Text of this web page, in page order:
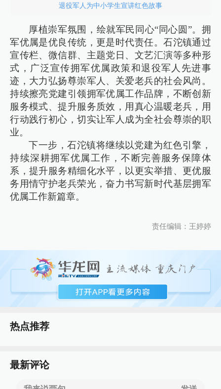
退役军人为中小学生宣讲红色故事
厚植崇军氛围，绘就军民同心“同心圆”。拥
军优属是优良传统，更是时代责任。石沱镇通过
宣传栏、微信群、主题党日、文艺汇演等多种形
式，广泛宣传拥军优属政策和退役军人先进事
迹，大力弘扬尊崇军人、关爱老兵的社会风尚。
持续擦亮党建引领拥军优属工作品牌，不断创新
服务模式、提升服务质效，用真心温暖老兵，用
行动践行初心，切实让军人成为全社会尊崇的职
业。
下一步，石沱镇将继续以党建为红色引擎，
持续深耕拥军优属工作，不断完善服务保障体
系，提升服务精细化水平，以更实举措、更优服
务用情守护老兵荣光，奋力书写新时代基层拥军
优属工作新篇章。
责任编辑：王婷婷
热点推荐
最新评论